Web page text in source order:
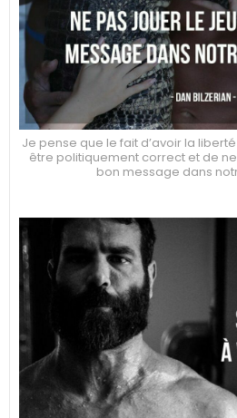
Je pense que le fait d’avoir la
être politiquement correct et de
bon message dans